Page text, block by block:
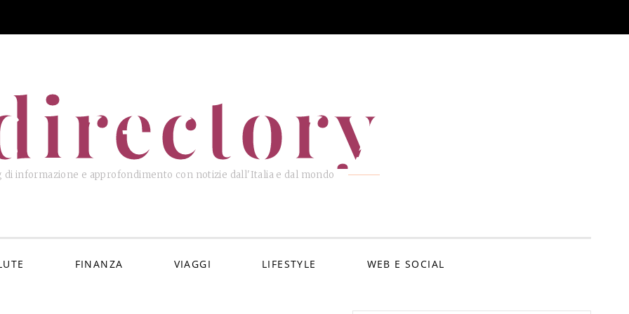
di informazione e approfondimento con notizie dall'Italia e dal mondo
FINANZA VIAGGI LIFESTYLE WEB E SOCIAL